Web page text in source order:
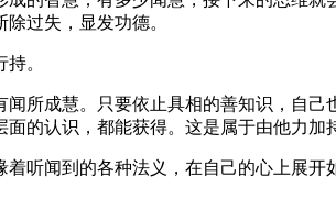
过失，显发功德。
。
成慧。只要依止具相的善知识，自己
的认识，都能获得。这是属于由他力加
闻到的各种法义，在自己的心上展开